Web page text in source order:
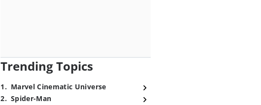
Trending Topics
1. Marvel Cinematic Universe
2. Spider-Man